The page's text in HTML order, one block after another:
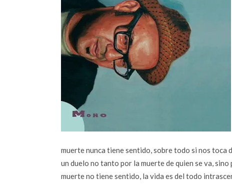
muerte nunca tiene sentido, sobre todo si nos
un duelo no tanto por la muerte de quien se va, sino
muerte no tiene sentido, la vida es del todo